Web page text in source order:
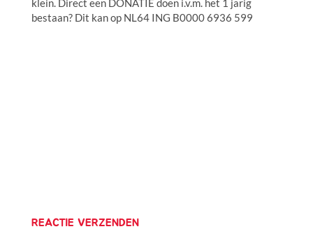
klein. Direct een DONATIE doen i.v.m. het 1 jarig
bestaan? Dit kan op NL64 ING B0000 6936 599
REACTIE VERZENDEN